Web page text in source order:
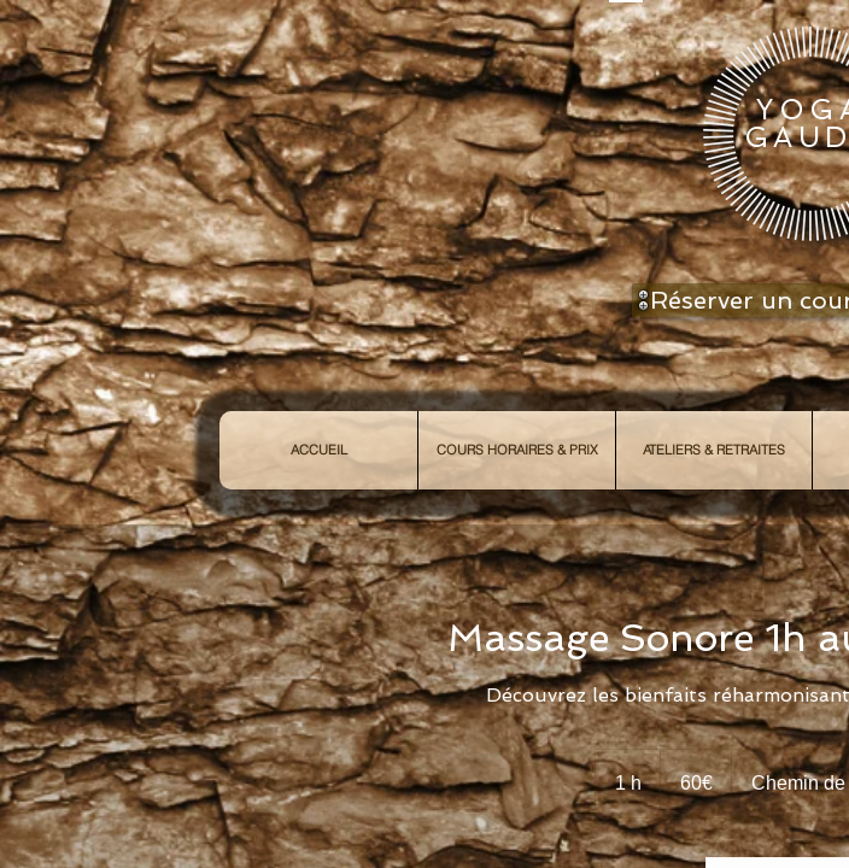
Réserver un
ACCUEIL COURS HORAIRES & PRIX ATELIERS & RETRAITES
Massage Sonore 1h
Découvrez les bienfaits
1 h1
60€
60€ Chemin